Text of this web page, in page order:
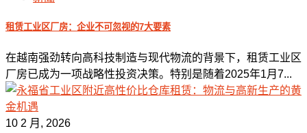
租赁工业区厂房：企业不可忽视的7大要素
在越南强劲转向高科技制造与现代物流的背景下，租赁工业区
厂房已成为一项战略性投资决策。特别是随着2025年1月7...
10 2 月, 2026